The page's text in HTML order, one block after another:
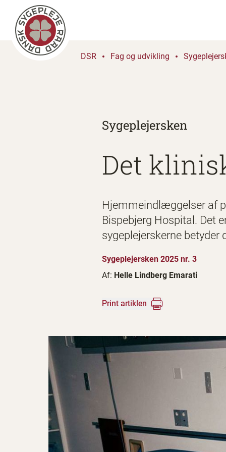
DSR Fag og udvikling
Sygeplejersken
Det
Hjemmeindlæggelser af
Bispebjerg Hospital. Det
sygeplejerskerne betyder
Sygeplejersken 2025 nr. 3
Af: Helle Lindberg Emarati
Print artiklen